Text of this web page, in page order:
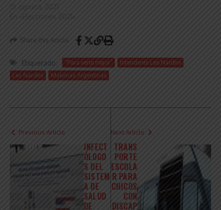
15 agosto, 2021
En «Elecciones 2021»
Share this Article
Etiquetado: “Para verte mejor”
Intendente Leo Nardini
Leo Nardini
Malvinas Argentinas
Previous Article
INFECT
ÓLOGO
S DEL
SISTEM
A DE
SALUD
DE
Next Article
TRANS
PORTE
ESCOLA
R PARA
CHICOS
CON
DISCAP